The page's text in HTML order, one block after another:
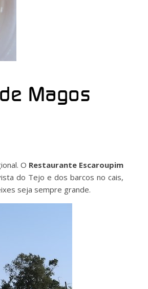
Magos
O Restaurante Escaroupim
do Tejo e dos barcos no cais,
seja sempre grande.